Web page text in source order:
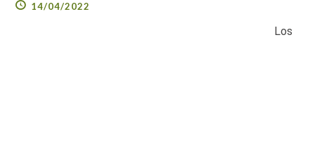
14/04/2022
Los